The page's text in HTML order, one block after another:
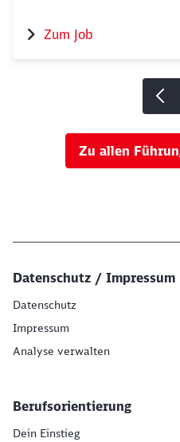
Zum Job
Zu allen
Datenschutz / Impressum
Datenschutz
Impressum
Analyse verwalten
Berufsorientierung
Dein Einstieg